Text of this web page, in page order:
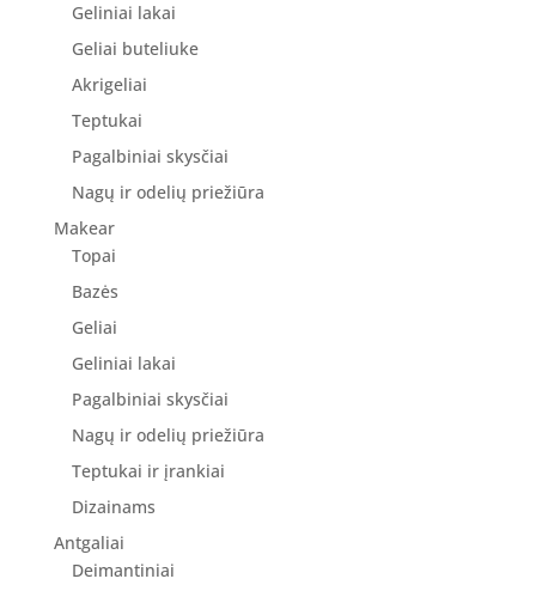
Geliniai lakai
Geliai buteliuke
Akrigeliai
Teptukai
Pagalbiniai skysčiai
Nagų ir odelių priežiūra
Makear
Topai
Bazės
Geliai
Geliniai lakai
Pagalbiniai skysčiai
Nagų ir odelių priežiūra
Teptukai ir įrankiai
Dizainams
Antgaliai
Deimantiniai